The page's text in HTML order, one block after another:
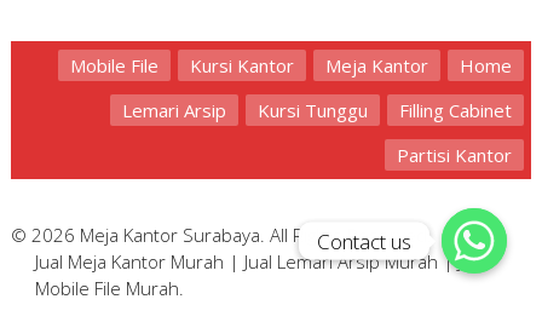
Home
Meja Kantor
Kursi Kantor
Mobile File
Filling Cabinet
Kursi Tunggu
Lemari Arsip
Partisi Kantor
© 2026 Meja Kantor Surabaya. All Rights Reserved.
Jual Meja Kantor Murah | Jual Lemari Arsip Murah |Jual
Mobile File Murah.
Contact us
Contact us